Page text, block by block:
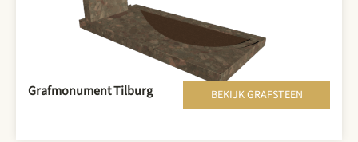
Grafmonument Tilburg BEKIJK GRAFSTEEN